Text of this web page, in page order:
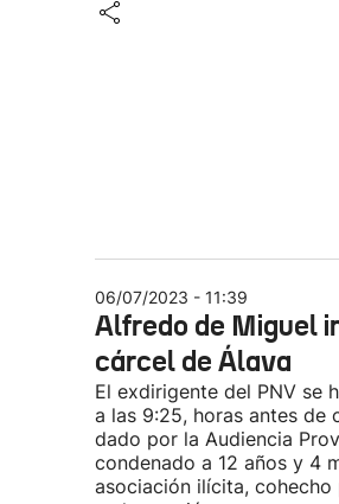
06/07/2023 - 11:39
Alfredo de Miguel
cárcel de Álava
El exdirigente del PNV se
a las 9:25, horas antes de
dado por la Audiencia
condenado a 12 años y 4
asociación ilícita,